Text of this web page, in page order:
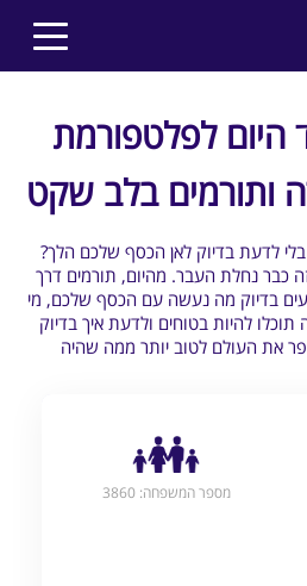
היום לפלטפורמת
ותורמים בלב שקט
לדעת בדיוק לאן הכסף שלכם הלך
כבר נחלת העבר. מהיום, תורמים דרך
בדיוק מה נעשה עם הכסף שלכם, מי
להיות בטוחים ולדעת איך בדיוק
את העולם לטוב יותר ממה שהיה
מספר המשפחה: 3860